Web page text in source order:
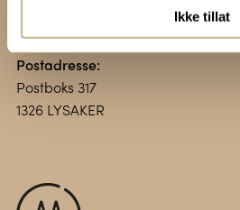
Ikke tillat
Postadresse:
Postboks 317
1326 LYSAKER